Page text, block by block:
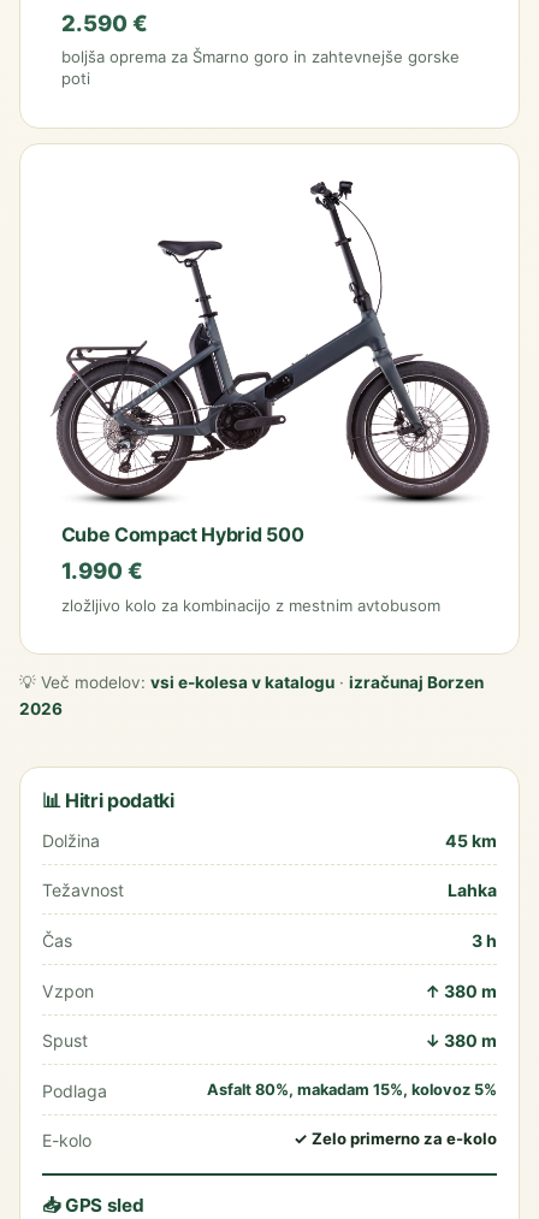
2.590 €
boljša oprema za Šmarno goro in zahtevnejše gorske
poti
Cube Compact Hybrid 500
1.990 €
zložljivo kolo za kombinacijo z mestnim avtobusom
💡 Več modelov: vsi e-kolesa v katalogu · izračunaj Borzen
2026
📊 Hitri podatki
Dolžina 45 km
Težavnost Lahka
Čas 3 h
Vzpon ↑ 380 m
Spust ↓ 380 m
Podlaga Asfalt 80%, makadam 15%, kolovoz 5%
E-kolo ✓ Zelo primerno za e-kolo
📥 GPS sled